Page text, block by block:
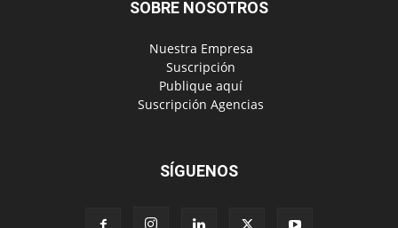
SOBRE NOSOTROS
‎ Nuestra Empresa
‎ Suscripción
‎ Publique aquí
‎ Suscripción Agencias
SÍGUENOS